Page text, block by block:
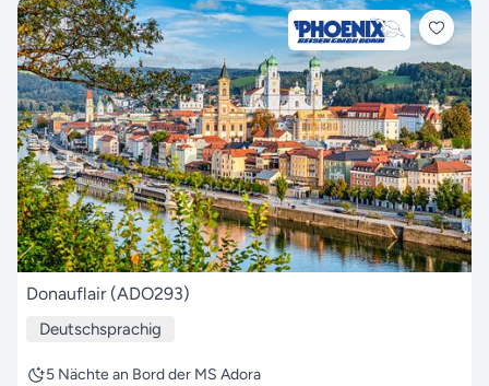
Donauflair (ADO293)
Deutschsprachig
5 Nächte an Bord der MS Adora